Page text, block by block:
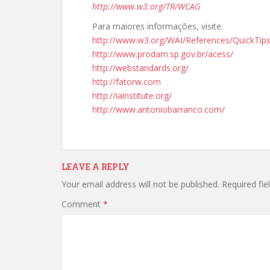
http://www.w3.org/TR/WCAG
Para maiores informações, visite:
http://www.w3.org/WAI/References/
http://www.prodam.sp.gov.br/acess/
http://webstandards.org/
http://fatorw.com
http://iainstitute.org/
http://www.antoniobarranco.com/
LEAVE A REPLY
Your email address will not be published. Required
Comment *